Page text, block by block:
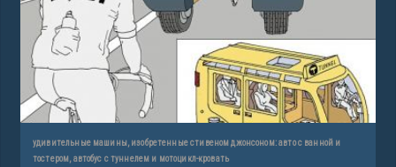
удивительные машины, изобретенные стивеном джонсоном: авто с ванной и
тостером, автобус с туннелем и мотоцикл-кровать